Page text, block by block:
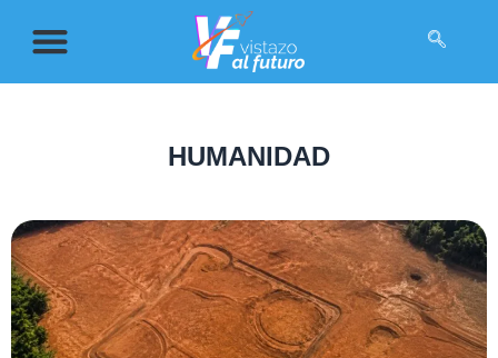
HUMANIDAD